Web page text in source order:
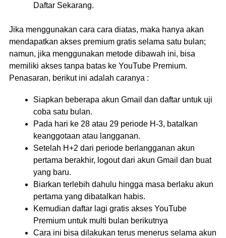
Daftar Sekarang.
Jika menggunakan cara cara diatas, maka hanya akan
mendapatkan akses premium gratis selama satu bulan;
namun, jika menggunakan metode dibawah ini, bisa
memiliki akses tanpa batas ke YouTube Premium.
Penasaran, berikut ini adalah caranya :
Siapkan beberapa akun Gmail dan daftar untuk uji
coba satu bulan.
Pada hari ke 28 atau 29 periode H-3, batalkan
keanggotaan atau langganan.
Setelah H+2 dari periode berlangganan akun
pertama berakhir, logout dari akun Gmail dan buat
yang baru.
Biarkan terlebih dahulu hingga masa berlaku akun
pertama yang dibatalkan habis.
Kemudian daftar lagi gratis akses YouTube
Premium untuk multi bulan berikutnya
Cara ini bisa dilakukan terus menerus selama akun